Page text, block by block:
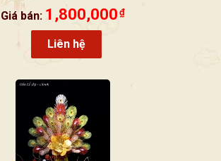
Giá bán: 1,800,000 ₫
Liên hệ